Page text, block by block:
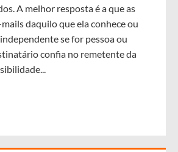
A melhor resposta é a que as
daquilo que ela conhece ou
se for pessoa ou
confia no remetente da